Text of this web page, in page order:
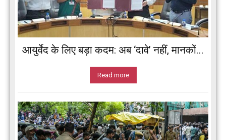
आयुर्वेद के लिए बड़ा कदम: अब ‘दावे’ नहीं, मानकों...
Read more